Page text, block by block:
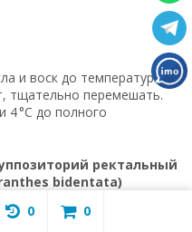
и воск до температуры
тщательно перемешать.
4 °C до полного
ректальный
bidentata)
от света и влаги. Срок
0 0